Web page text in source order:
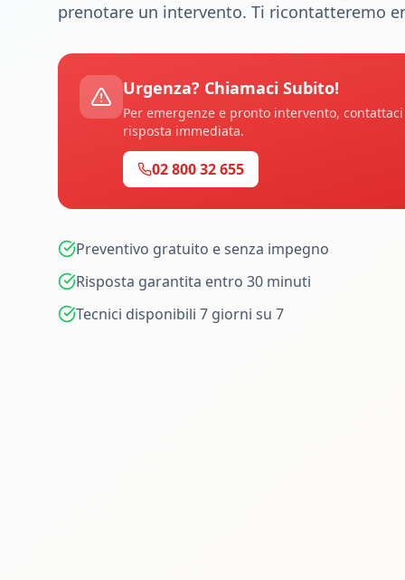
prenotare un intervento. Ti ricontatteremo
Urgenza? Chiamaci Subito!
Per emergenze e pronto intervento,
risposta immediata.
02 800 32 655
Preventivo gratuito e senza impegno
Risposta garantita entro 30 minuti
Tecnici disponibili 7 giorni su 7